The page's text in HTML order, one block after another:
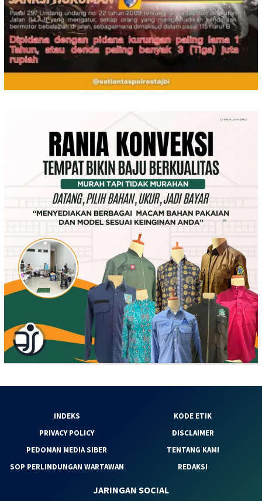
INDEKS
KODE ETIK
PRIVACY POLICY
DISCLAIMER
PEDOMAN MEDIA SIBER
TENTANG KAMI
SOP PERLINDUNGAN WARTAWAN
REDAKSI
JARINGAN SOCIAL